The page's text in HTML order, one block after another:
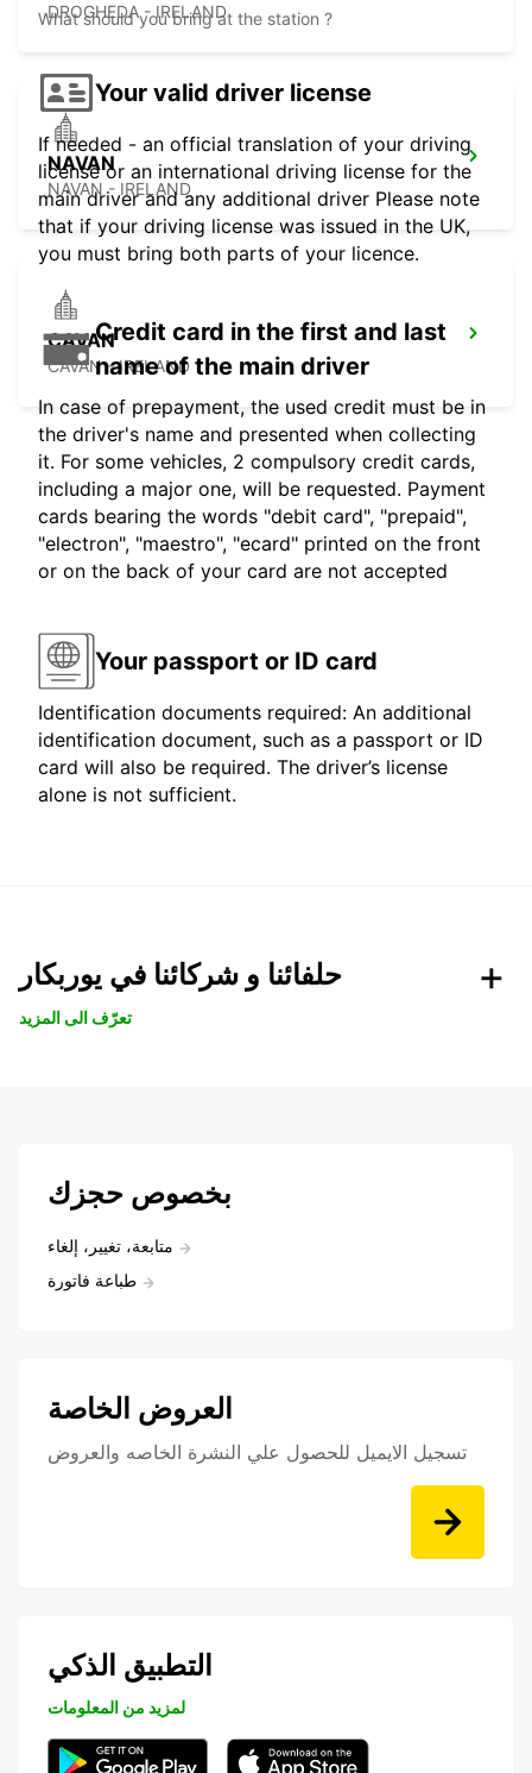
DROGHEDA - IRELAND
NAVAN
NAVAN - IRELAND
CAVAN
CAVAN - IRELAND
What should you bring at the station ?
Your valid driver license
If needed - an official translation of your driving
license or an international driving license for the
main driver and any additional driver Please note
that if your driving license was issued in the UK,
you must bring both parts of your licence.
Credit card in the first and last
name of the main driver
In case of prepayment, the used credit must be in
the driver's name and presented when collecting
it. For some vehicles, 2 compulsory credit cards,
including a major one, will be requested. Payment
cards bearing the words "debit card", "prepaid",
"electron", "maestro", "ecard" printed on the front
or on the back of your card are not accepted
Your passport or ID card
Identification documents required: An additional
identification document, such as a passport or ID
card will also be required. The driver’s license
alone is not sufficient.
حلفائنا و شركائنا في يوربكار
تعرّف الى المزيد
بخصوص حجزك
متابعة، تغيير، إلغاء
طباعة فاتورة
العروض الخاصة
تسجيل الايميل للحصول علي النشرة الخاصه والعروض
التطبيق الذكي
لمزيد من المعلومات